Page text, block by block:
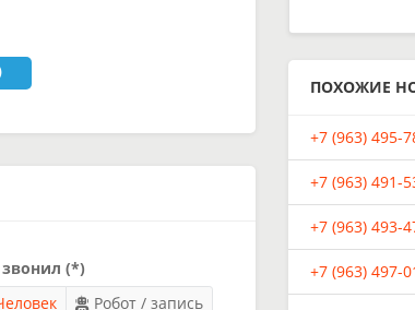
звонил (*)
Робот / запись
ПОХОЖИЕ
+7 (963) 495-
+7 (963) 491-
+7 (963) 493-
+7 (963) 497-